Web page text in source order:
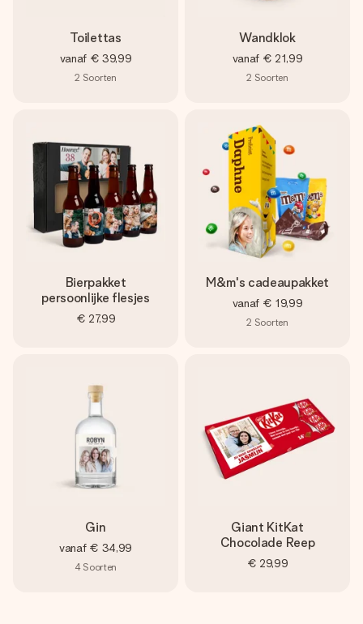
Toilettas
vanaf € 39,99
2 Soorten
Wandklok
vanaf € 21,99
2 Soorten
Bierpakket
persoonlijke flesjes
€ 27,99
M&m's cadeaupakket
vanaf € 19,99
2 Soorten
Gin
vanaf € 34,99
4 Soorten
Giant KitKat
Chocolade Reep
€ 29,99